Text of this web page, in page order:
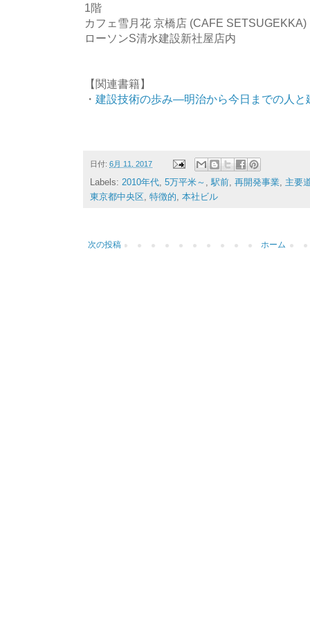
1階
カフェ雪月花 京橋店 (CAFE SETSUGEKKA)
ローソンS清水建設新社屋店内
【関連書籍】
・ 建設技術の歩み―明治から今日までの人と
日付: 6月 11, 2017
Labels: 2010年代, 5万平米～ ,駅前, 再開発事業, 主要
東京都中央区, 特徴的, 本社ビル
次の投稿 ホーム